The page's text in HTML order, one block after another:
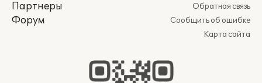
Партнеры
Форум
Обратная связь
Сообщить об ошибке
Карта сайта